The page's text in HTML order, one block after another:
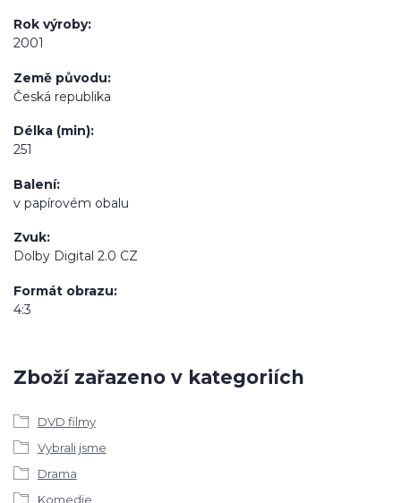
Rok výroby
2001
Země původu
Česká republika
Délka (min)
251
Balení
v papírovém obalu
Zvuk
Dolby Digital 2.0 CZ
Formát obrazu
4:3
Zboží zařazeno v kategoriích
DVD filmy
Vybrali jsme
Drama
Komedie